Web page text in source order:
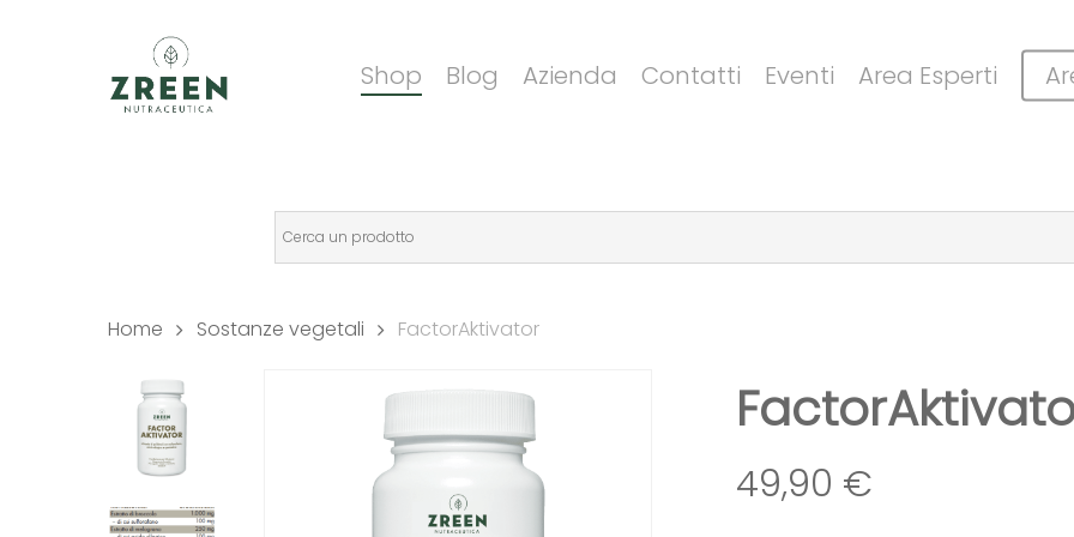
Shop Blog Azienda Contatti Eventi Area Esperti
Home Sostanze vegetali FactorAktivator
49,90 €